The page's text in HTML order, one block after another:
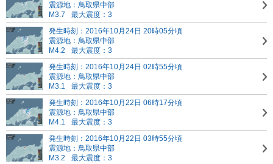
震源地：鳥取県中部
M3.7
最大震度：3
発生時刻：2016年10月24日 20時05分頃
震源地：鳥取県中部
M4.2
最大震度：3
発生時刻：2016年10月24日 02時55分頃
震源地：鳥取県中部
M3.1
最大震度：3
発生時刻：2016年10月22日 06時17分頃
震源地：鳥取県中部
M4.1
最大震度：3
発生時刻：2016年10月22日 03時55分頃
震源地：鳥取県中部
M3.2
最大震度：3